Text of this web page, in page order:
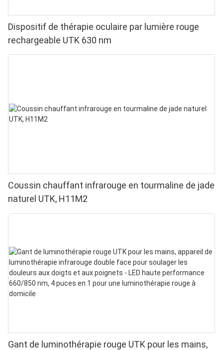
Dispositif de thérapie oculaire par lumière rouge
rechargeable UTK 630 nm
Coussin chauffant infrarouge en tourmaline de jade
naturel UTK, H11M2
Gant de luminothérapie rouge UTK pour les mains,